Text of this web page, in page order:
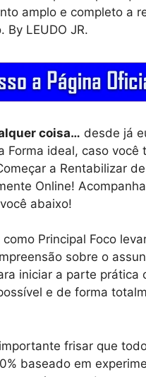
amplo e completo a
By LEUDO JR.
coisa… desde já
Forma ideal, caso você
a Rentabilizar de
Online!
abaixo!
Principal Foco
sobre o
iniciar a parte prática
e de forma
frisar que
baseado em